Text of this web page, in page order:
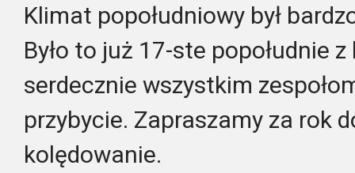
Klimat popołudniowy był
Było to już 17-ste popołudnie
serdecznie wszystkim
przybycie. Zapraszamy za rok
kolędowanie.